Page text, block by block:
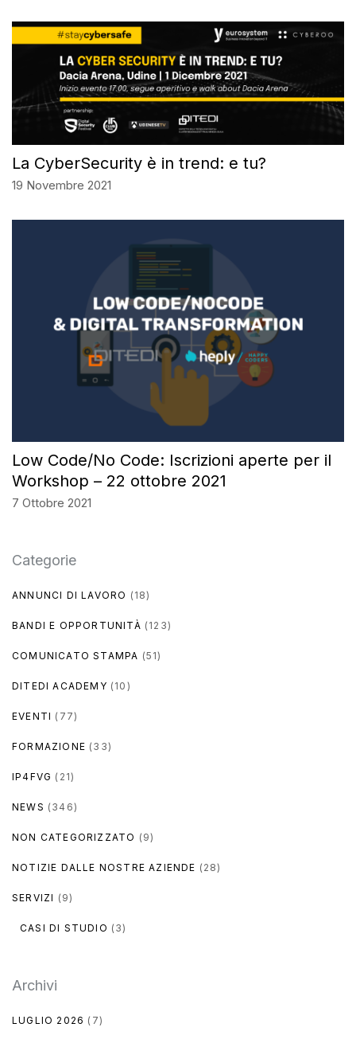
La CyberSecurity è in trend: e tu?
19 Novembre 2021
Low Code/No Code: Iscrizioni aperte per il
Workshop – 22 ottobre 2021
7 Ottobre 2021
Categorie
ANNUNCI DI LAVORO (18)
BANDI E OPPORTUNITÀ (123)
COMUNICATO STAMPA (51)
DITEDI ACADEMY (10)
EVENTI (77)
FORMAZIONE (33)
IP4FVG (21)
NEWS (346)
NON CATEGORIZZATO (9)
NOTIZIE DALLE NOSTRE AZIENDE (28)
SERVIZI (9)
CASI DI STUDIO (3)
Archivi
LUGLIO 2026 (7)